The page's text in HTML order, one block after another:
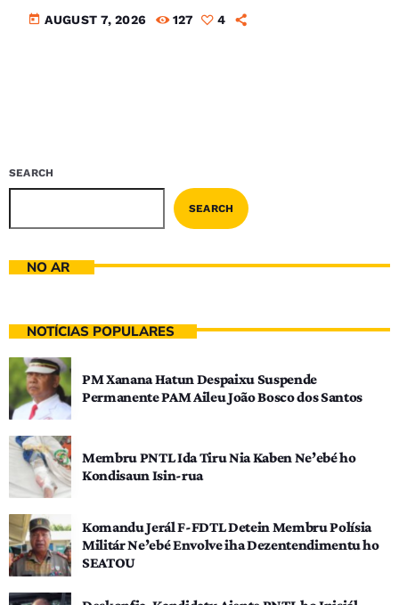
today AUGUST 7, 2026 127 4
SEARCH
SEARCH
NO AR
NOTÍCIAS POPULARES
PM Xanana Hatun Despaixu Suspende
Permanente PAM Aileu João Bosco dos Santos
Membru PNTL Ida Tiru Nia Kaben Ne’ebé ho
Kondisaun Isin-rua
Komandu Jerál F-FDTL Detein Membru Polísia
Militár Ne’ebé Envolve iha Dezentendimentu ho
SEATOU